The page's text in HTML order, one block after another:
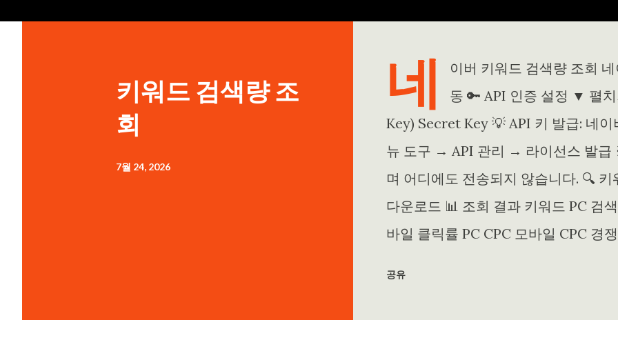
키워드 검색량 조
회
7월 24, 2026
네
이버 키워드 검색량 조회
동 🔑 API 인증 설정 ▼ 펼
Key) Secret Key 💡 API 키 발급: 네
뉴 도구 → API 관리 → 라이선스 발급
며 어디에도 전송되지 않습니다. 🔍
다운로드 📊 조회 결과 키워드 PC 검
바일 클릭률 PC CPC 모바일 CPC 경
공유